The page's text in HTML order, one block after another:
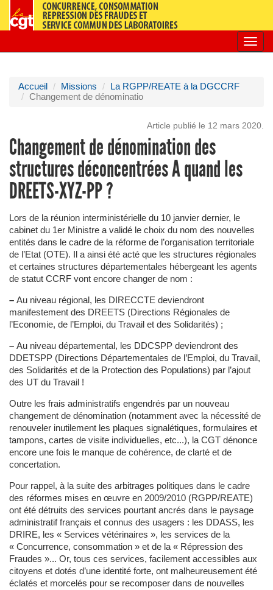
Accueil Missions
La RGPP/REATE à la DGCCRF
Changement de dénominatio
Article publié le 12 mars 2020.
Changement de dénomination des
structures déconcentrées A quand les
DREETS-XYZ-PP ?
Lors de la réunion interministérielle du 10 janvier dernier, le
cabinet du 1er Ministre a validé le choix du nom des nouvelles
entités dans le cadre de la réforme de l’organisation territoriale
de l’Etat (OTE). Il a ainsi été acté que les structures régionales
et certaines structures départementales hébergeant les agents
de statut CCRF vont encore changer de nom :
– Au niveau régional, les DIRECCTE deviendront
manifestement des DREETS (Directions Régionales de
l’Economie, de l’Emploi, du Travail et des Solidarités) ;
– Au niveau départemental, les DDCSPP deviendront des
DDETSPP (Directions Départementales de l’Emploi, du Travail,
des Solidarités et de la Protection des Populations) par l’ajout
des UT du Travail !
Outre les frais administratifs engendrés par un nouveau
changement de dénomination (notamment avec la nécessité de
renouveler inutilement les plaques signalétiques, formulaires et
tampons, cartes de visite individuelles, etc...), la CGT dénonce
encore une fois le manque de cohérence, de clarté et de
concertation.
Pour rappel, à la suite des arbitrages politiques dans le cadre
des réformes mises en œuvre en 2009/2010 (RGPP/REATE)
ont été détruits des services pourtant ancrés dans le paysage
administratif français et connus des usagers : les DDASS, les
DRIRE, les « Services vétérinaires », les services de la
« Concurrence, consommation » et de la « Répression des
Fraudes »... Or, tous ces services, facilement accessibles aux
citoyens et dotés d’une identité forte, ont malheureusement été
éclatés et morcelés pour se recomposer dans de nouvelles